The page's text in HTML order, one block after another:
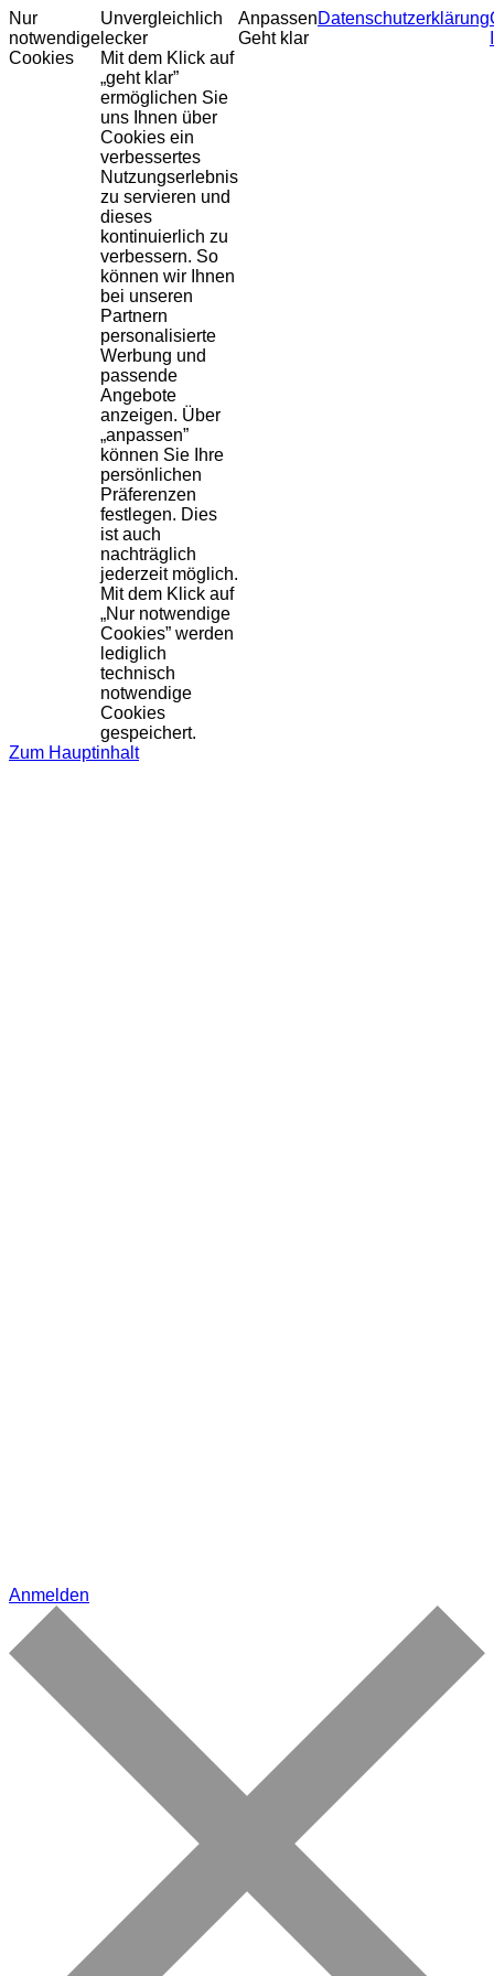
Nur
notwendige
Cookies
Unvergleichlich
lecker
Mit dem Klick auf
„geht klar”
ermöglichen Sie
uns Ihnen über
Cookies ein
verbessertes
Nutzungserlebnis
zu servieren und
dieses
kontinuierlich zu
verbessern. So
können wir Ihnen
bei unseren
Partnern
personalisierte
Werbung und
passende
Angebote
anzeigen. Über
„anpassen”
können Sie Ihre
persönlichen
Präferenzen
festlegen. Dies
ist auch
nachträglich
jederzeit möglich.
Mit dem Klick auf
„Nur notwendige
Cookies” werden
lediglich
technisch
notwendige
Cookies
gespeichert.
Anpassen
Geht klar
Datenschutzerklärung
Zum Hauptinhalt
Anmelden